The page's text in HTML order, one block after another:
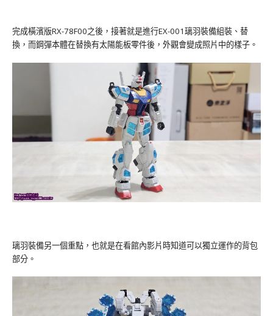
完成橫濱版RX-78F00之後，接著就是進行EX-001璃羽裝備組裝、替
換，而鋼彈本體在替換有太陽能板零件後，外觀會變成照片中的樣子。
璃羽裝備另一個重點，也就是在看館內影片時知道可以獨立運作的背包
部分。